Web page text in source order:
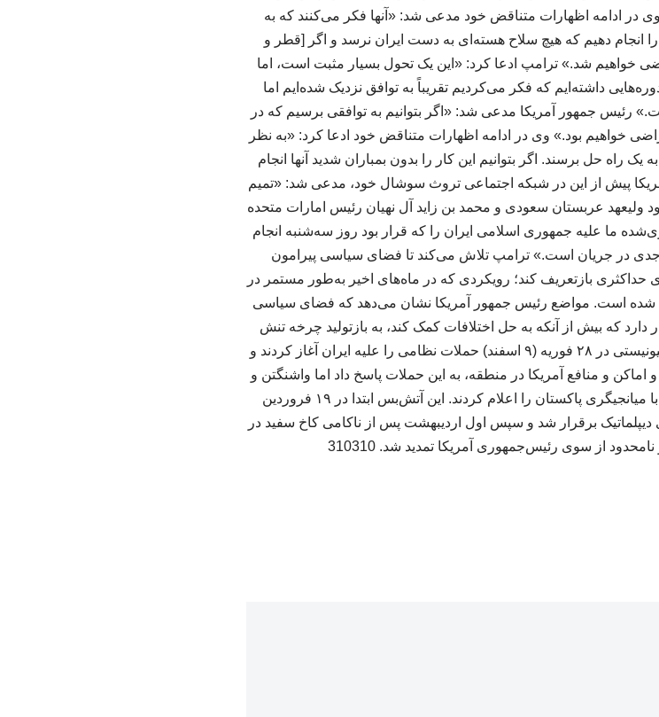
وی در ادامه اظهارات متناقض خود مدعی شد: «آنها فکر می‌کنند که به
را انجام دهیم که هیچ سلاح هسته‌ای به دست ایران نرسد و اگر [قطر و
خواهیم شد.» ترامپ ادعا کرد: «این یک تحول بسیار مثبت است، اما
داشته‌ایم که فکر می‌کردیم تقریباً به توافق نزدیک شده‌ایم اما
رئیس جمهور آمریکا مدعی شد: «اگر بتوانیم به توافقی برسیم که در
خواهیم بود.» وی در ادامه اظهارات متناقض خود ادعا کرد: «به نظر
راه‌ حل برسند. اگر بتوانیم این کار را بدون بمباران شدید آنها انجام
پیش از این در شبکه اجتماعی تروث سوشال خود، مدعی شد: «تمیم
ولیعهد عربستان سعودی و محمد بن زاید آل نهیان رئیس امارات متحده
ما علیه جمهوری اسلامی ایران را که قرار بود روز سه‌شنبه انجام
جدی در جریان است.» ترامپ تلاش می‌کند تا فضای سیاسی پیرامون
حداکثری بازتعریف کند؛ رویکردی که در ماه‌های اخیر به‌طور مستمر در
شده است. مواضع رئیس جمهور آمریکا نشان می‌دهد که فضای سیاسی
دارد که بیش از آنکه به حل اختلافات کمک کند، به بازتولید چرخه تنش
منجر می شود. به گزارش ایرنا، آمریکا و رژیم صهیونیستی در ۲۸ فوریه (۹ اسفند) حملات نظامی را علیه ایران آغاز کردند و
و منافع آمریکا در منطقه، به این حملات پاسخ داد اما واشنگتن و
تهران در ۸ آوریل (۱۹ فروردین) آتش‌بس موقت با میانجیگری پاکستان را اعلام کردند. این آتش‌بس ابتدا در ۱۹ فروردین
دیپلماتیک برقرار شد و سپس اول اردیبهشت پس از ناکامی کاخ سفید در
از سوی رئیس‌جمهوری آمریکا تمدید شد. 310310